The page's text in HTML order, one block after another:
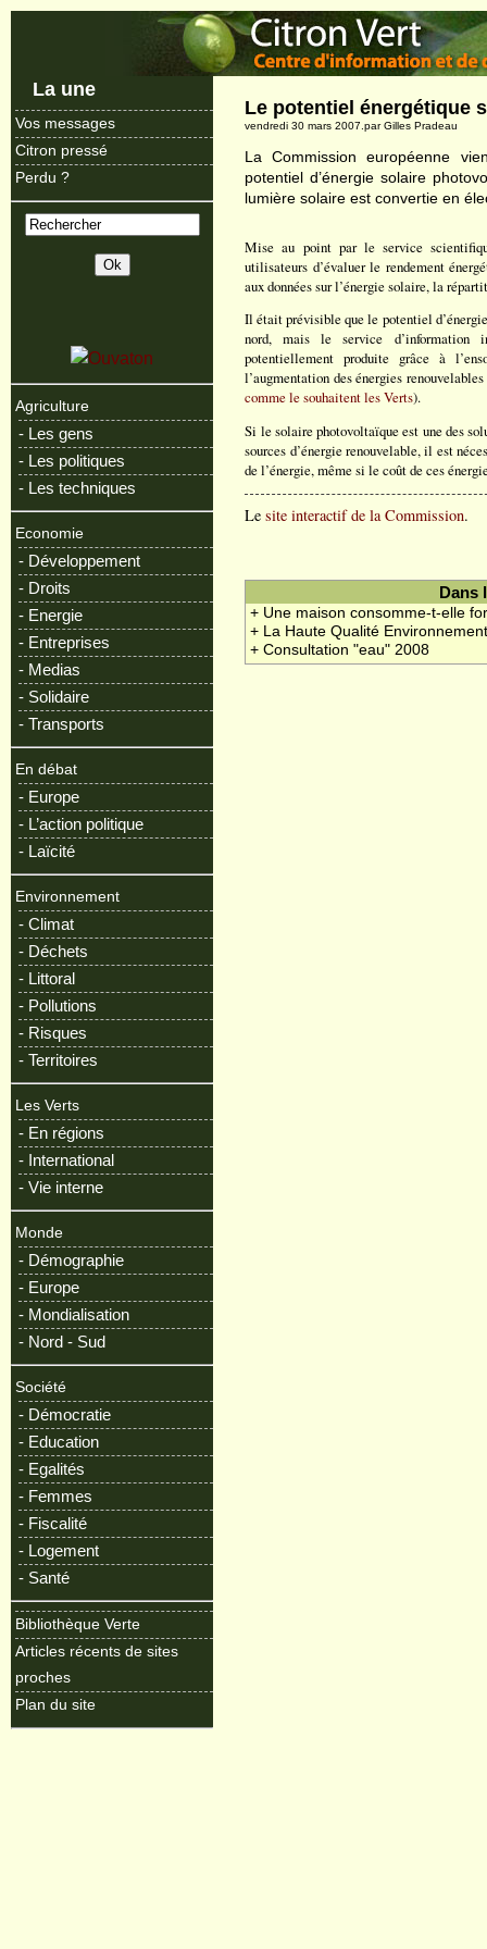
La une
Vos messages
Citron pressé
Perdu ?
Agriculture
- Les gens
- Les politiques
- Les techniques
Economie
- Développement
- Droits
- Energie
- Entreprises
- Medias
- Solidaire
- Transports
En débat
- Europe
- L’action politique
- Laïcité
Environnement
- Climat
- Déchets
- Littoral
- Pollutions
- Risques
- Territoires
Les Verts
- En régions
- International
- Vie interne
Monde
- Démographie
- Europe
- Mondialisation
- Nord - Sud
Société
- Démocratie
- Education
- Egalités
- Femmes
- Fiscalité
- Logement
- Santé
Bibliothèque Verte
Articles récents de sites
proches
Plan du site
Le potentiel énergétique
vendredi 30 mars 2007.par Gilles Pradeau
La Commission européenne
potentiel d’énergie solaire
lumière solaire est convertie en
Mise au point par le service
utilisateurs d’évaluer le rendement
aux données sur l’énergie solaire, la
Il était prévisible que le potentiel
nord, mais le service d’information
potentiellement produite grâce à
l’augmentation des énergies
comme le souhaitent les Verts).
Si le solaire photovoltaïque est une des
sources d’énergie renouvelable, il est
de l’énergie, même si le coût de ces
Lesite interactif de la Commission.
Dans
+ Une maison consomme-t-elle
+ La Haute Qualité
+ Consultation "eau" 2008